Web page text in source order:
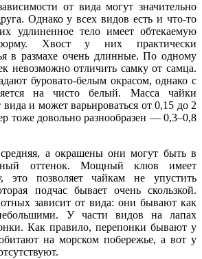
от вида могут значительно
Однако у всех видов есть и что-то
удлиненное тело имеет обтекаемую
Хвост у них практически
в размахе очень длинные. По одному
невозможно отличить самку от самца.
буровато-белым окрасом, однако с
на чисто белый. Масса чайки
и может варьироваться от 0,15 до 2
тоже довольно разнообразен ― 0,3–0,8
а окрашены они могут быть в
оттенок. Мощный клюв имеет
это позволяет чайкам не упустить
подчас бывает очень скользкой.
зависит от вида: они бывают как
У части видов на лапах
Как правило, перепонки бывают у
на морском побережье, а вот у